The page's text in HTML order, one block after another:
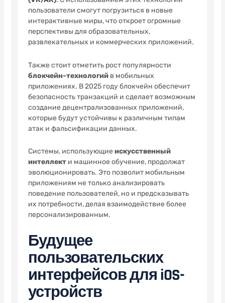
пользователи смогут погрузиться в новые
интерактивные миры, что откроет огромные
перспективы для образовательных,
развлекательных и коммерческих приложений.
Также стоит отметить рост популярности
блокчейн-технологийв мобильных
приложениях. В 2025 году блокчейн обеспечит
безопасность транзакций и сделает возможным
создание децентрализованных приложений,
которые будут устойчивы к различным типам
атак и фальсификации данных.
Системы, использующие искусственный
интеллекти машинное обучение, продолжат
эволюционировать. Это позволит мобильным
приложениям не только анализировать
поведение пользователей, но и предсказывать
их потребности, делая взаимодействие более
персонализированным.
Будущее
пользовательских
интерфейсов для iOS-
устройств